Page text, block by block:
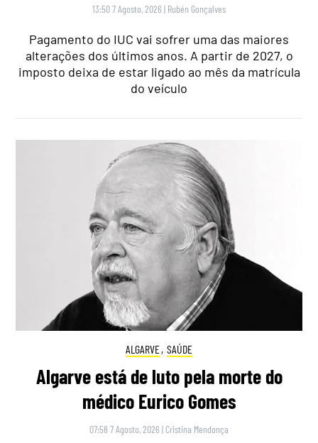
13:50 7 Agosto, 2026 | Rubén Gonçalves
Pagamento do IUC vai sofrer uma das maiores
alterações dos últimos anos. A partir de 2027, o
imposto deixa de estar ligado ao mês da matrícula
do veículo
ALGARVE, SAÚDE
Algarve está de luto pela morte do
médico Eurico Gomes
07:58 7 Agosto, 2026 | Cristina Mendonça